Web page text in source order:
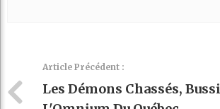
Article Précédent :
Les Démons Chassés,